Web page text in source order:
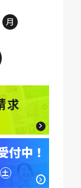
月
求
付中！
土